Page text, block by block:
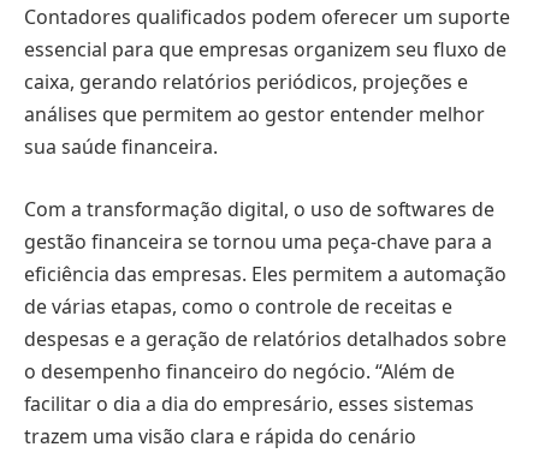
Contadores qualificados podem oferecer um suporte
essencial para que empresas organizem seu fluxo de
caixa, gerando relatórios periódicos, projeções e
análises que permitem ao gestor entender melhor
sua saúde financeira.
Com a transformação digital, o uso de softwares de
gestão financeira se tornou uma peça-chave para a
eficiência das empresas. Eles permitem a automação
de várias etapas, como o controle de receitas e
despesas e a geração de relatórios detalhados sobre
o desempenho financeiro do negócio. “Além de
facilitar o dia a dia do empresário, esses sistemas
trazem uma visão clara e rápida do cenário